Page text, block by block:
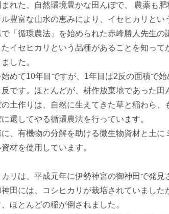
まれた、自然環境豊かな田んぼで、 農薬も
ル豊富な山水の恵みにより、イセヒカリとい
で「循環農法」を始められた赤峰勝人先生
たイセヒカリという品種があることを知って
した。
めて10年目ですが、1年目は2反の面積で
です。ほとんどが、耕作放棄地であった田
の土作りは、自然に生えてきた草と稲わら
に還してやる循環農法を行っています。
、有機物の分解を助ける微生物資材と土に
材を使用しています。
リは、平成元年に伊勢神宮の御神田で発見
神田には、コシヒカリが栽培されていました
ほとんどの稲が倒されました。